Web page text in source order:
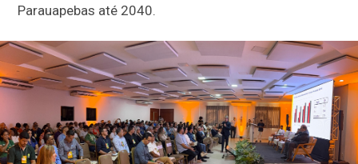
Parauapebas até 2040.